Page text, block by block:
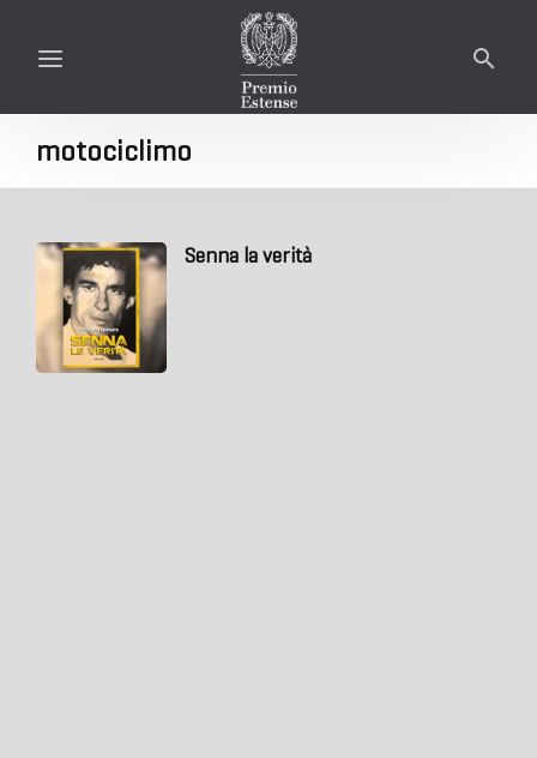
motociclimo
Senna la verità